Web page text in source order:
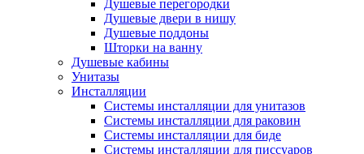
Душевые перегородки
Душевые двери в нишу
Душевые поддоны
Шторки на ванну
Душевые кабины
Унитазы
Инсталляции
Системы инсталляции для унитазов
Системы инсталляции для раковин
Системы инсталляции для биде
Системы инсталляции для писсуаров